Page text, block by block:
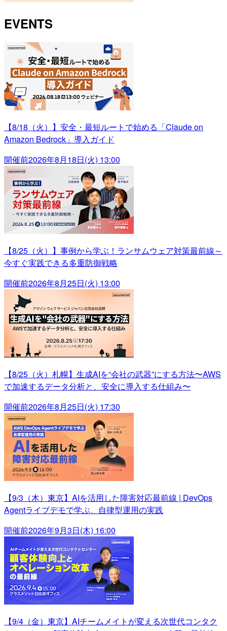
EVENTS
【8/18（火）】安全・最短ルートで始める「Claude on
Amazon Bedrock」導入ガイド
開催前2026年8月18日(火) 13:00
【8/25（火）】事例から学ぶ！ランサムウェア対策最前線～
今すぐ実践できる多重防御戦略
開催前2026年8月25日(火) 13:00
【8/25（火）札幌】生成AIを“会社の武器”にする方法〜AWS
で加速するデータ分析と、安全に導入する仕組み〜
開催前2026年8月25日(火) 17:30
【9/3（木）東京】AIを活用した障害対応最前線 | DevOps
Agentライブデモで学ぶ、自律型運用の実践
開催前2026年9月3日(木) 16:00
【9/4（金）東京】AIチームメイトが変える次世代コンタク